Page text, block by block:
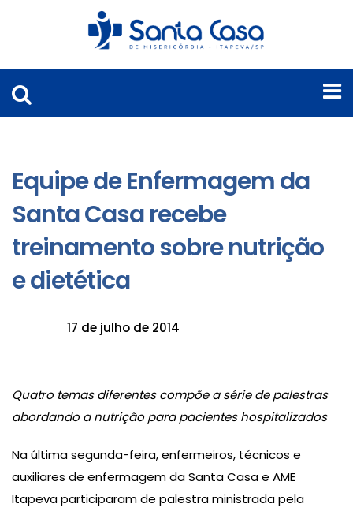
Equipe de Enfermagem da
Santa Casa recebe
treinamento sobre nutrição
e dietética
17 de julho de 2014
Quatro temas diferentes compõe a série de palestras
abordando a nutrição para pacientes hospitalizados
Na última segunda-feira, enfermeiros, técnicos e
auxiliares de enfermagem da Santa Casa e AME
Itapeva participaram de palestra ministrada pela